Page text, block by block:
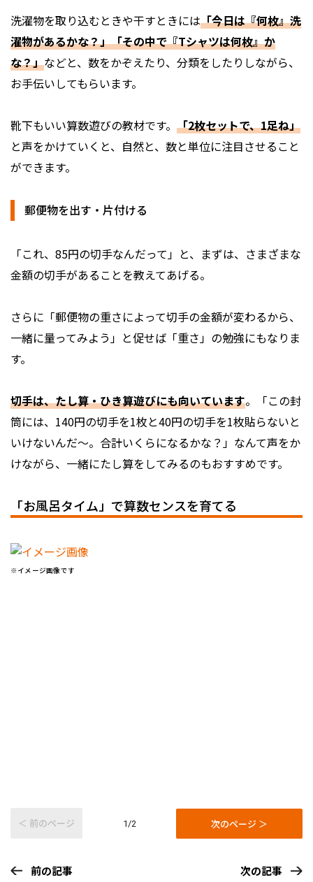
洗濯物を取り込むときや干すときには「今日は『何枚』洗
濯物があるかな？」「その中で『Tシャツは何枚』か
な？」などと、数をかぞえたり、分類をしたりしながら、
お手伝いしてもらいます。
靴下もいい算数遊びの教材です。 「2枚セットで、1足ね」
と声をかけていくと、自然と、数と単位に注目させること
ができます。
郵便物を出す・片付ける
「これ、85円の切手なんだって」と、まずは、さまざまな
金額の切手があることを教えてあげる。
さらに「郵便物の重さによって切手の金額が変わるから、
一緒に量ってみよう」と促せば「重さ」の勉強にもなりま
す。
切手は、たし算・ひき算遊びにも向いています。「この封
筒には、140円の切手を1枚と40円の切手を1枚貼らないと
いけないんだ～。合計いくらになるかな？」なんて声をか
けながら、一緒にたし算をしてみるのもおすすめです。
「お風呂タイム」で算数センスを育てる
※イメージ画像です
＜ 前のページ 1/2 次のページ ＞
前の記事 次の記事